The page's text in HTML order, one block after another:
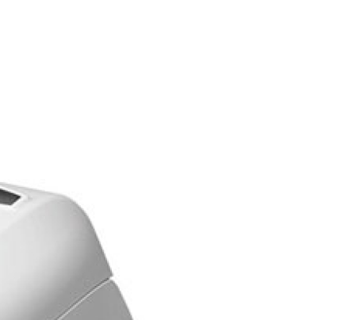
Crachás Personalizados para Eventos Rio de Janeiro
Impressora Datacard
Impressora de Crachá
Impressora de Etiquetas Argox
Impressora Zebra